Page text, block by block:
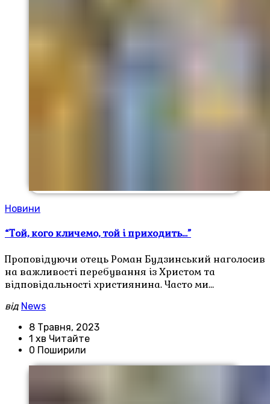
Новини
“Той, кого кличемо, той і приходить…”
Проповідуючи отець Роман Будзинський наголосив
на важливості перебування із Христом та
відповідальності християнина. Часто ми…
від News
8 Травня, 2023
1 хв Читайте
0 Поширили